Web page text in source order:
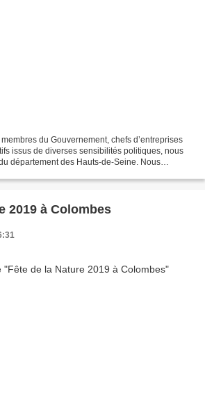
du Gouvernement, chefs d’entreprises
issus de diverses sensibilités politiques, nous
département des Hauts-de-Seine. Nous
2019 à Colombes